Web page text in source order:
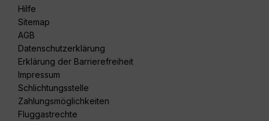
Hilfe
Sitemap
AGB
Datenschutzerklärung
Erklärung der Barrierefreiheit
Impressum
Schlichtungsstelle
Zahlungsmöglichkeiten
Fluggastrechte